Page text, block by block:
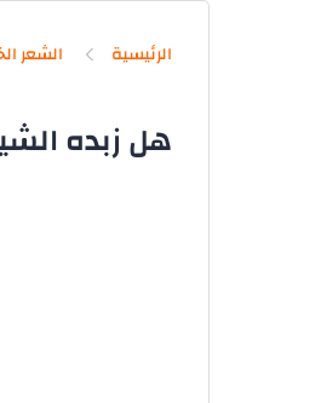
الرئيسية الشعر
هل زبده